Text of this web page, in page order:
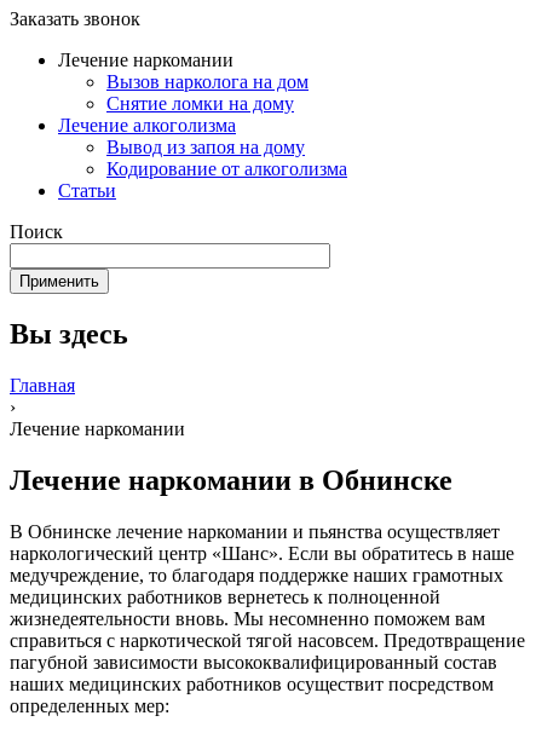
Заказать звонок
Лечение наркомании
Вызов нарколога на дом
Снятие ломки на дому
Лечение алкоголизма
Вывод из запоя на дому
Кодирование от алкоголизма
Статьи
Поиск
Вы здесь
Главная
›
Лечение наркомании
Лечение наркомании в Обнинске
В Обнинске лечение наркомании и пьянства осуществляет
наркологический центр «Шанс». Если вы обратитесь в наше
медучреждение, то благодаря поддержке наших грамотных
медицинских работников вернетесь к полноценной
жизнедеятельности вновь. Мы несомненно поможем вам
справиться с наркотической тягой насовсем. Предотвращение
пагубной зависимости высококвалифицированный состав
наших медицинских работников осуществит посредством
определенных мер: